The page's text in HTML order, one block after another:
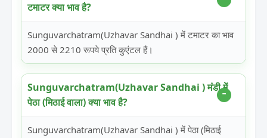
टमाटर क्या भाव है?
Sunguvarchatram(Uzhavar Sandhai ) में टमाटर का भाव
2000 से 2210 रूपये प्रति कुएंटल हैं।
Sunguvarchatram(Uzhavar Sandhai ) मंडी में
पेठा (मिठाई वाला) क्या भाव है?
Sunguvarchatram(Uzhavar Sandhai ) में पेठा (मिठाई